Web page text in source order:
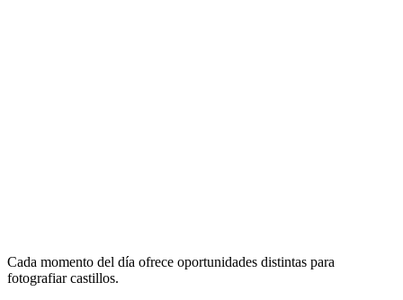
Cada momento del día ofrece oportunidades distintas para
fotografiar castillos.